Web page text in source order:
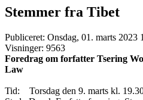
Stemmer fra Tibet
Publiceret: Onsdag, 01. marts 2023
Visninger: 9563
Foredrag om forfatter Tsering
Law
Tid: Torsdag den 9. marts kl.